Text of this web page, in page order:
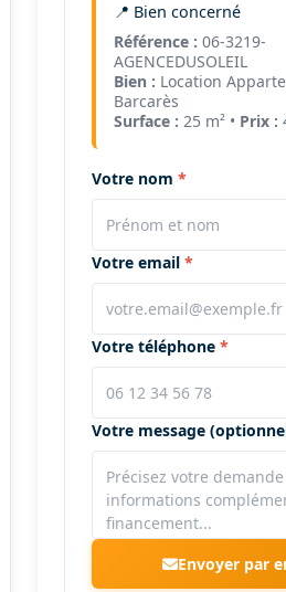
📍 Bien concerné
Référence : 06-3219-
AGENCEDUSOLEIL
Bien : Location
Barcarès
Surface : 25 m² • Prix :
Votre nom
Votre email
Votre téléphone
Votre message
Envoyer par